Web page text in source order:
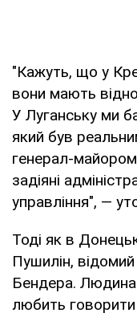
"Кажуть, що у
вони мають
У Луганську ми
який був
генерал-
задіяні
управління", —
Тоді як в
Пушилін,
Бендера. Людина
любить говорити